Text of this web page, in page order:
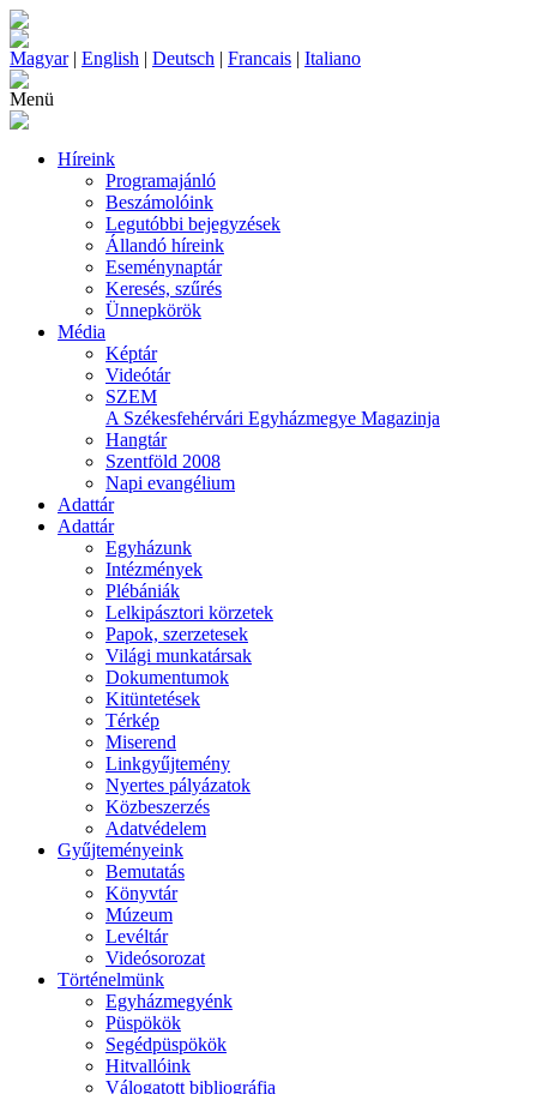
Magyar| English | Deutsch | Francais | Italiano
Menü
Híreink
Programajánló
Beszámolóink
Legutóbbi bejegyzések
Állandó híreink
Eseménynaptár
Keresés, szűrés
Ünnepkörök
Média
Képtár
Videótár
SZEM
A Székesfehérvári Egyházmegye Magazinja
Hangtár
Szentföld 2008
Napi evangélium
Adattár
Adattár
Egyházunk
Intézmények
Plébániák
Lelkipásztori körzetek
Papok, szerzetesek
Világi munkatársak
Dokumentumok
Kitüntetések
Térkép
Miserend
Linkgyűjtemény
Nyertes pályázatok
Közbeszerzés
Adatvédelem
Gyűjteményeink
Bemutatás
Könyvtár
Múzeum
Levéltár
Videósorozat
Történelmünk
Egyházmegyénk
Püspökök
Segédpüspökök
Hitvallóink
Válogatott bibliográfia